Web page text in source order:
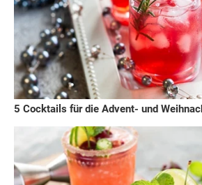
5 Cocktails für die Advent- und